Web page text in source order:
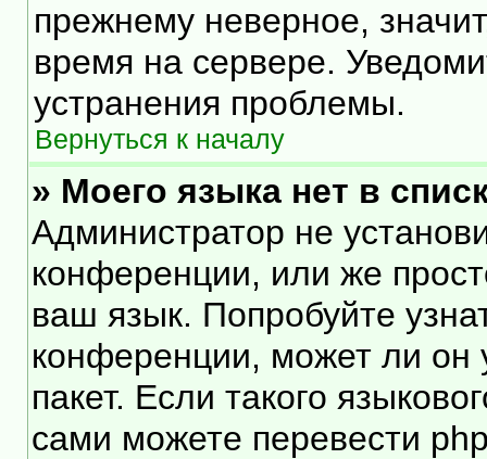
прежнему неверное,
время на сервере.
устранения проблемы.
Вернуться к началу
» Моего языка нет в
Администратор не
конференции, или же
ваш язык. Попробуйте
конференции, может ли он
пакет. Если такого
сами можете перевести